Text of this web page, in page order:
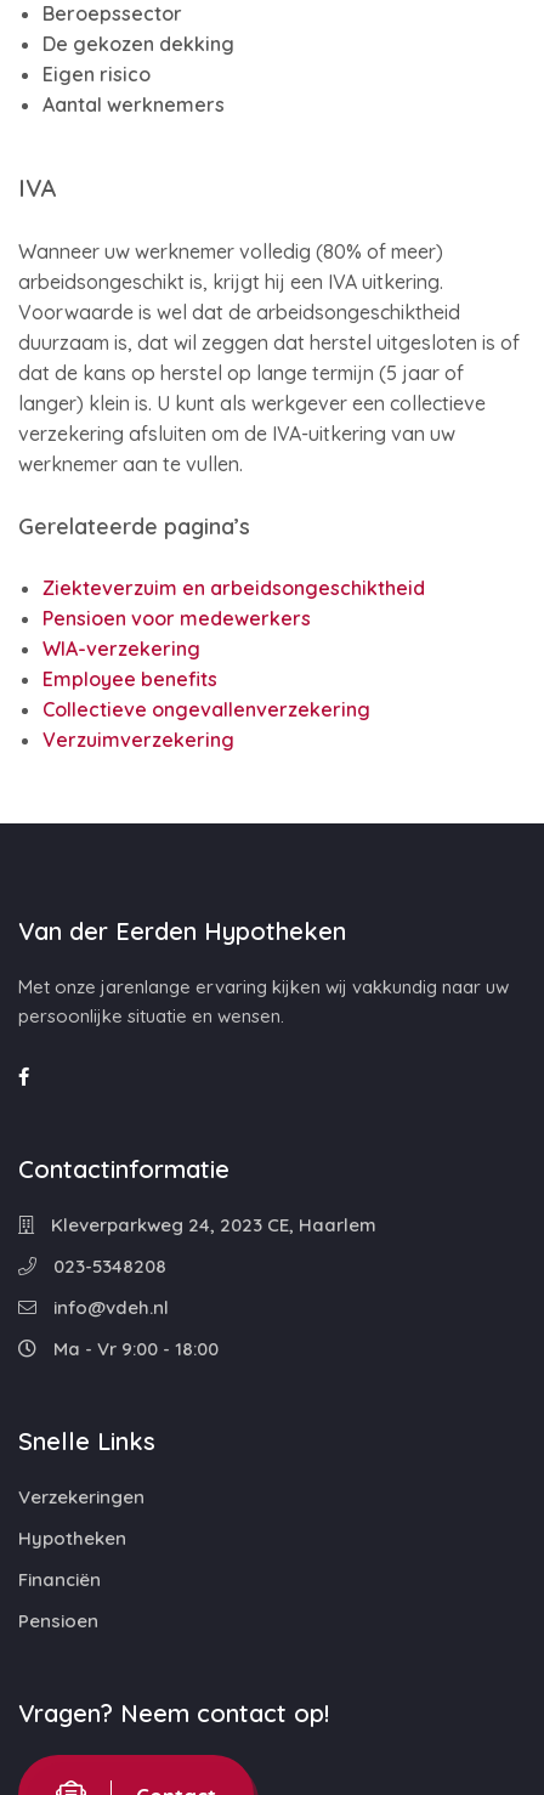
Beroepssector
De gekozen dekking
Eigen risico
Aantal werknemers
IVA
Wanneer uw werknemer volledig (80% of meer)
arbeidsongeschikt is, krijgt hij een IVA uitkering.
Voorwaarde is wel dat de arbeidsongeschiktheid
duurzaam is, dat wil zeggen dat herstel uitgesloten is of
dat de kans op herstel op lange termijn (5 jaar of
langer) klein is. U kunt als werkgever een collectieve
verzekering afsluiten om de IVA-uitkering van uw
werknemer aan te vullen.
Gerelateerde pagina’s
Ziekteverzuim en arbeidsongeschiktheid
Pensioen voor medewerkers
WIA-verzekering
Employee benefits
Collectieve ongevallenverzekering
Verzuimverzekering
Van der Eerden Hypotheken
Met onze jarenlange ervaring kijken wij vakkundig naar uw
persoonlijke situatie en wensen.
Contactinformatie
Kleverparkweg 24, 2023 CE, Haarlem
023-5348208
info@vdeh.nl
Ma - Vr 9:00 - 18:00
Snelle Links
Verzekeringen
Hypotheken
Financiën
Pensioen
Vragen? Neem contact op!